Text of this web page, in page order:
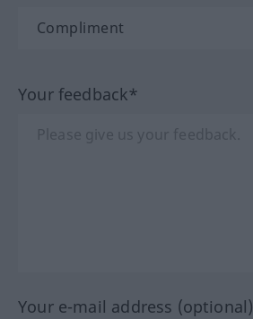
Your feedback*
Your e-mail address (optional)